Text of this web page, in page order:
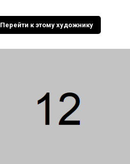
Перейти к этому художнику